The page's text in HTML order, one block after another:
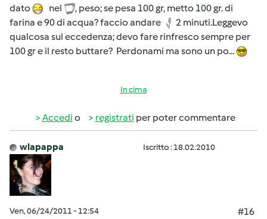
dato
nel
, peso; se pesa 100 gr, metto 100 gr. di
farina e 90 di acqua? faccio andare
2 minuti.Leggevo
qualcosa sul eccedenza; devo fare rinfresco sempre per
100 gr e il resto buttare? Perdonami ma sono un po...
In cima
Accedi o registrati per poter commentare
wlapappa Iscritto : 18.02.2010
Ven, 06/24/2011 - 12:54
#16